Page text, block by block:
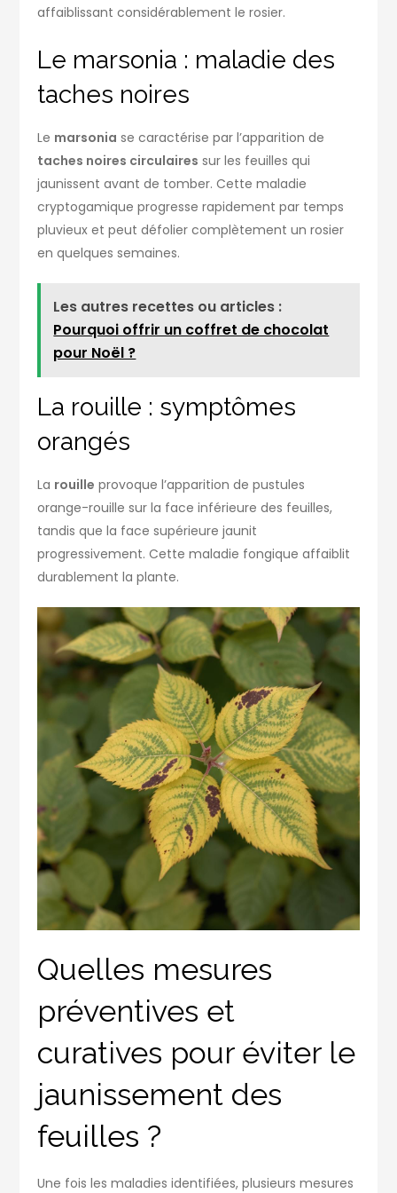
affaiblissant considérablement le rosier.
Le marsonia : maladie des
taches noires
Le marsonia se caractérise par l’apparition de
taches noires circulaires sur les feuilles qui
jaunissent avant de tomber. Cette maladie
cryptogamique progresse rapidement par temps
pluvieux et peut défolier complètement un rosier
en quelques semaines.
Les autres recettes ou articles :
Pourquoi offrir un coffret de chocolat
pour Noël ?
La rouille : symptômes
orangés
La rouille provoque l’apparition de pustules
orange-rouille sur la face inférieure des feuilles,
tandis que la face supérieure jaunit
progressivement. Cette maladie fongique affaiblit
durablement la plante.
Quelles mesures
préventives et
curatives pour éviter le
jaunissement des
feuilles ?
Une fois les maladies identifiées, plusieurs mesures